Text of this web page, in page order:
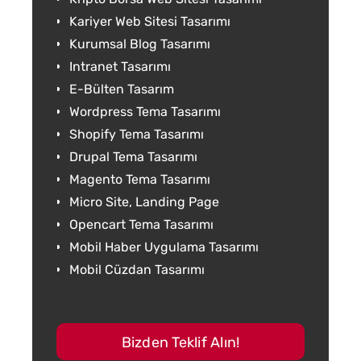
Kariyer Web Sitesi Tasarımı
Kurumsal Blog Tasarımı
Intranet Tasarımı
E-Bülten Tasarım
Wordpress Tema Tasarımı
Shopify Tema Tasarımı
Drupal Tema Tasarımı
Magento Tema Tasarımı
Micro Site, Landing Page
Opencart Tema Tasarımı
Mobil Haber Uygulama Tasarımı
Mobil Cüzdan Tasarımı
Bizden Teklif Alın!